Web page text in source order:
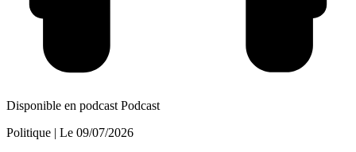
Disponible en podcast Podcast
Politique | Le 09/07/2026